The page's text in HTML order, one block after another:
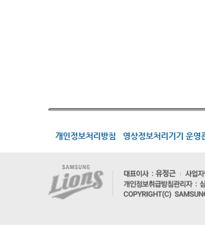
개인정보처리방침 영상정보처리기기 운영